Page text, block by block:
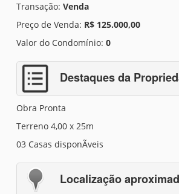
Transação: Venda
Preço de Venda: R$ 125.000,00
Valor do Condomínio: 0
Destaques da
Obra Pronta
Terreno 4,00 x 25m
03 Casas disponÃ­veis
Localização